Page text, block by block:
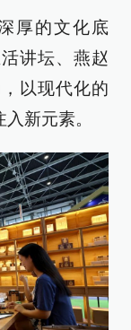
厚的文化底
讲坛、燕赵
以现代化的
新元素。